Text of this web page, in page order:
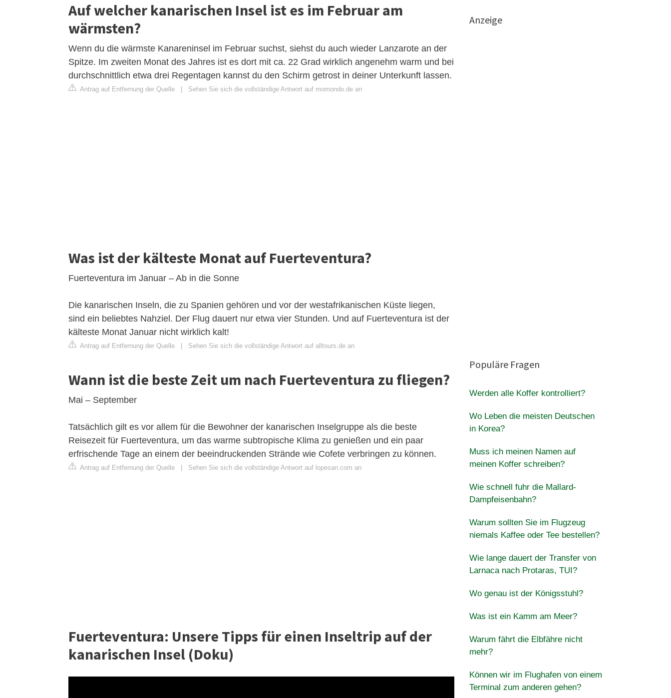
Auf welcher kanarischen Insel ist es im Februar am
wärmsten?
Wenn du die wärmste Kanareninsel im Februar suchst, siehst du auch wieder Lanzarote an der
Spitze. Im zweiten Monat des Jahres ist es dort mit ca. 22 Grad wirklich angenehm warm und bei
durchschnittlich etwa drei Regentagen kannst du den Schirm getrost in deiner Unterkunft lassen.
Antrag auf Entfernung der Quelle Sehen Sie sich die vollständige Antwort auf momondo.de an
Was ist der kälteste Monat auf Fuerteventura?
Fuerteventura im Januar – Ab in die Sonne
Die kanarischen Inseln, die zu Spanien gehören und vor der westafrikanischen Küste liegen,
sind ein beliebtes Nahziel. Der Flug dauert nur etwa vier Stunden. Und auf Fuerteventura ist der
kälteste Monat Januar nicht wirklich kalt!
Antrag auf Entfernung der Quelle Sehen Sie sich die vollständige Antwort auf alltours.de an
Wann ist die beste Zeit um nach Fuerteventura zu fliegen?
Mai – September
Tatsächlich gilt es vor allem für die Bewohner der kanarischen Inselgruppe als die beste
Reisezeit für Fuerteventura, um das warme subtropische Klima zu genießen und ein paar
erfrischende Tage an einem der beeindruckenden Strände wie Cofete verbringen zu können.
Antrag auf Entfernung der Quelle Sehen Sie sich die vollständige Antwort auf lopesan.com an
Fuerteventura: Unsere Tipps für einen Inseltrip auf der
kanarischen Insel (Doku)
Anzeige
Populäre Fragen
Werden alle Koffer kontrolliert?
Wo Leben die meisten Deutschen
in Korea?
Muss ich meinen Namen auf
meinen Koffer schreiben?
Wie schnell fuhr die Mallard-
Dampfeisenbahn?
Warum sollten Sie im Flugzeug
niemals Kaffee oder Tee bestellen?
Wie lange dauert der Transfer von
Larnaca nach Protaras, TUI?
Wo genau ist der Königsstuhl?
Was ist ein Kamm am Meer?
Warum fährt die Elbfähre nicht
mehr?
Können wir im Flughafen von einem
Terminal zum anderen gehen?